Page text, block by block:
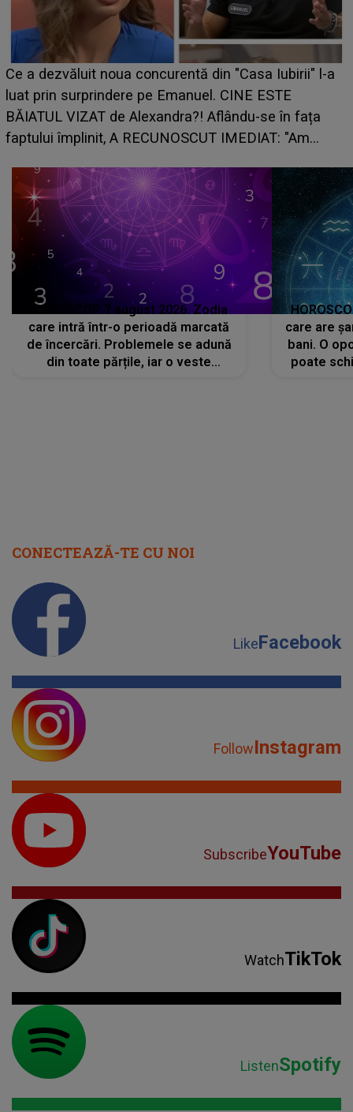
Ce a dezvăluit noua concurentă din "Casa Iubirii" l-a
luat prin surprindere pe Emanuel. CINE ESTE
BĂIATUL VIZAT de Alexandra?! Aflându-se în fața
faptului împlinit, A RECUNOSCUT IMEDIAT: "Am
HOROSCOP 7 august 2026. Zodia
care intră într-o perioadă marcată
de încercări. Problemele se adună
din toate părțile, iar o veste
care are
bani. O
poate
CONECTEAZĂ-TE CU NOI
LikeFacebook
FollowInstagram
SubscribeYouTube
WatchTikTok
ListenSpotify